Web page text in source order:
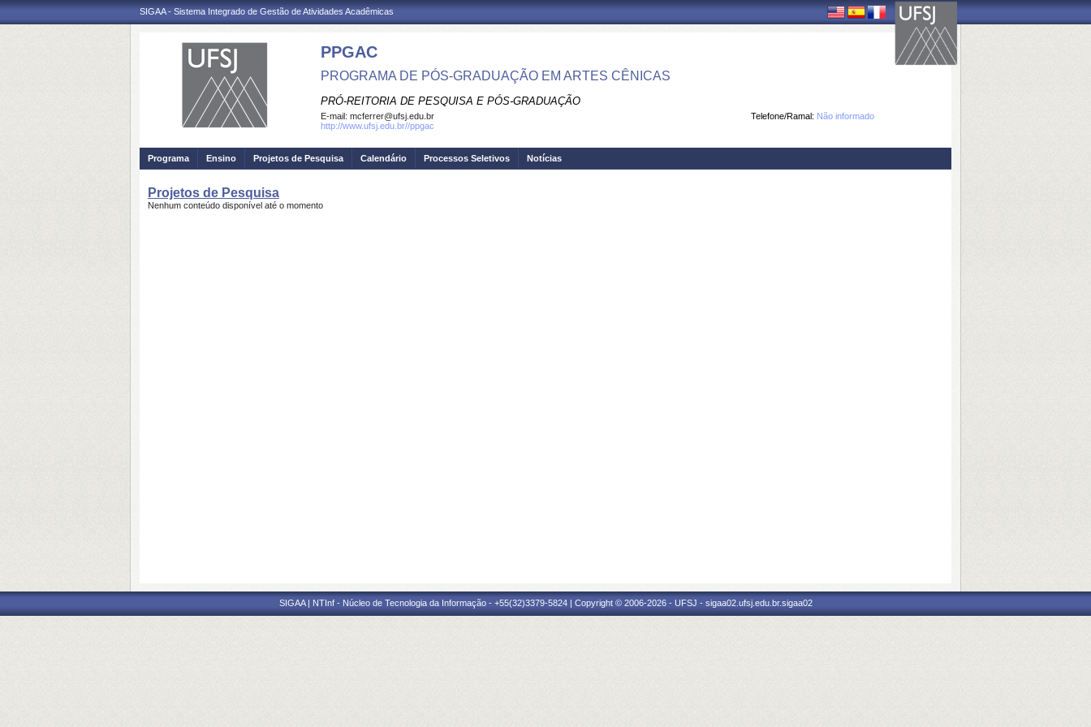
SIGAA - Sistema Integrado de Gestão de Atividades Acadêmicas
PPGAC
PROGRAMA DE PÓS-GRADUAÇÃO EM ARTES CÊNICAS
PRÓ-REITORIA DE PESQUISA E PÓS-GRADUAÇÃO
Telefone/Ramal: Não informado
E-mail: mcferrer@ufsj.edu.br
http://www.ufsj.edu.br//ppgac
Programa Ensino Projetos de Pesquisa Calendário Processos Seletivos Notícias
Projetos de Pesquisa
Nenhum conteúdo disponível até o momento
SIGAA | NTInf - Núcleo de Tecnologia da Informação - +55(32)3379-5824 | Copyright © 2006-2026 - UFSJ - sigaa02.ufsj.edu.br.sigaa02